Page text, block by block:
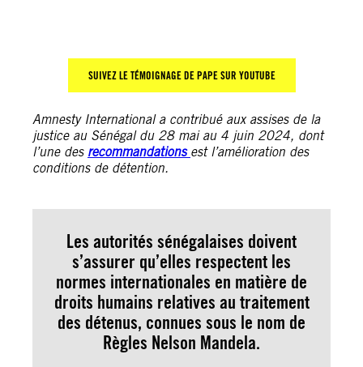
SUIVEZ LE TÉMOIGNAGE DE PAPE SUR YOUTUBE
Amnesty International a contribué aux assises de la
justice au Sénégal du 28 mai au 4 juin 2024, dont
l’une des recommandations est l’amélioration des
conditions de détention.
Les autorités sénégalaises doivent
s’assurer qu’elles respectent les
normes internationales en matière de
droits humains relatives au traitement
des détenus, connues sous le nom de
Règles Nelson Mandela.